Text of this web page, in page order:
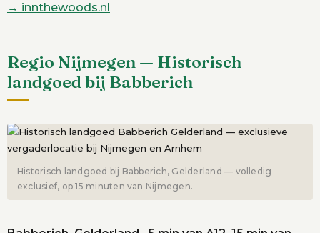
→ innthewoods.nl
Regio Nijmegen — Historisch
landgoed bij Babberich
Historisch landgoed bij Babberich, Gelderland — volledig
exclusief, op 15 minuten van Nijmegen.